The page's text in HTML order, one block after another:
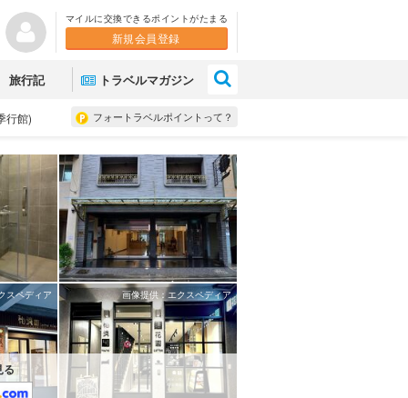
マイルに交換できるポイントがたまる
新規会員登録
旅行記 トラベルマガジン
フォートラベルポイントって？
行館)
スペディア 画像提供：エクスペディア
る